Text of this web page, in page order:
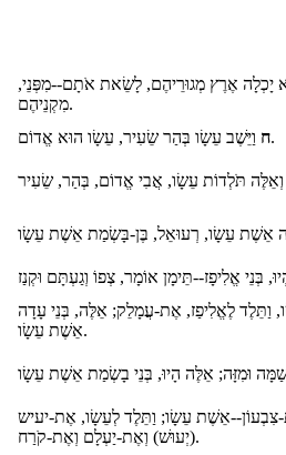
יָכְלָה אֶרֶץ מְגוּרֵיהֶם, לָשֵׂאת אֹתָם--מִפְּנֵי,
מִקְנֵיהֶם.
חוַיֵּשֶׁב עֵשָׂו בְּהַר שֵׂעִיר, עֵשָׂו הוּא אֱדוֹם.
וַתֵּלֶד לֶאֱלִיפַז, אֶת-עֲמָלֵק; אֵלֶּה, בְּנֵי עָדָה
אֵשֶׁת עֵשָׂו.
צִבְעוֹן--אֵשֶׁת עֵשָׂו; וַתֵּלֶד לְעֵשָׂו, אֶת-יעיש
(יְעוּשׁ) וְאֶת-יַעְלָם וְאֶת-קֹרַח.